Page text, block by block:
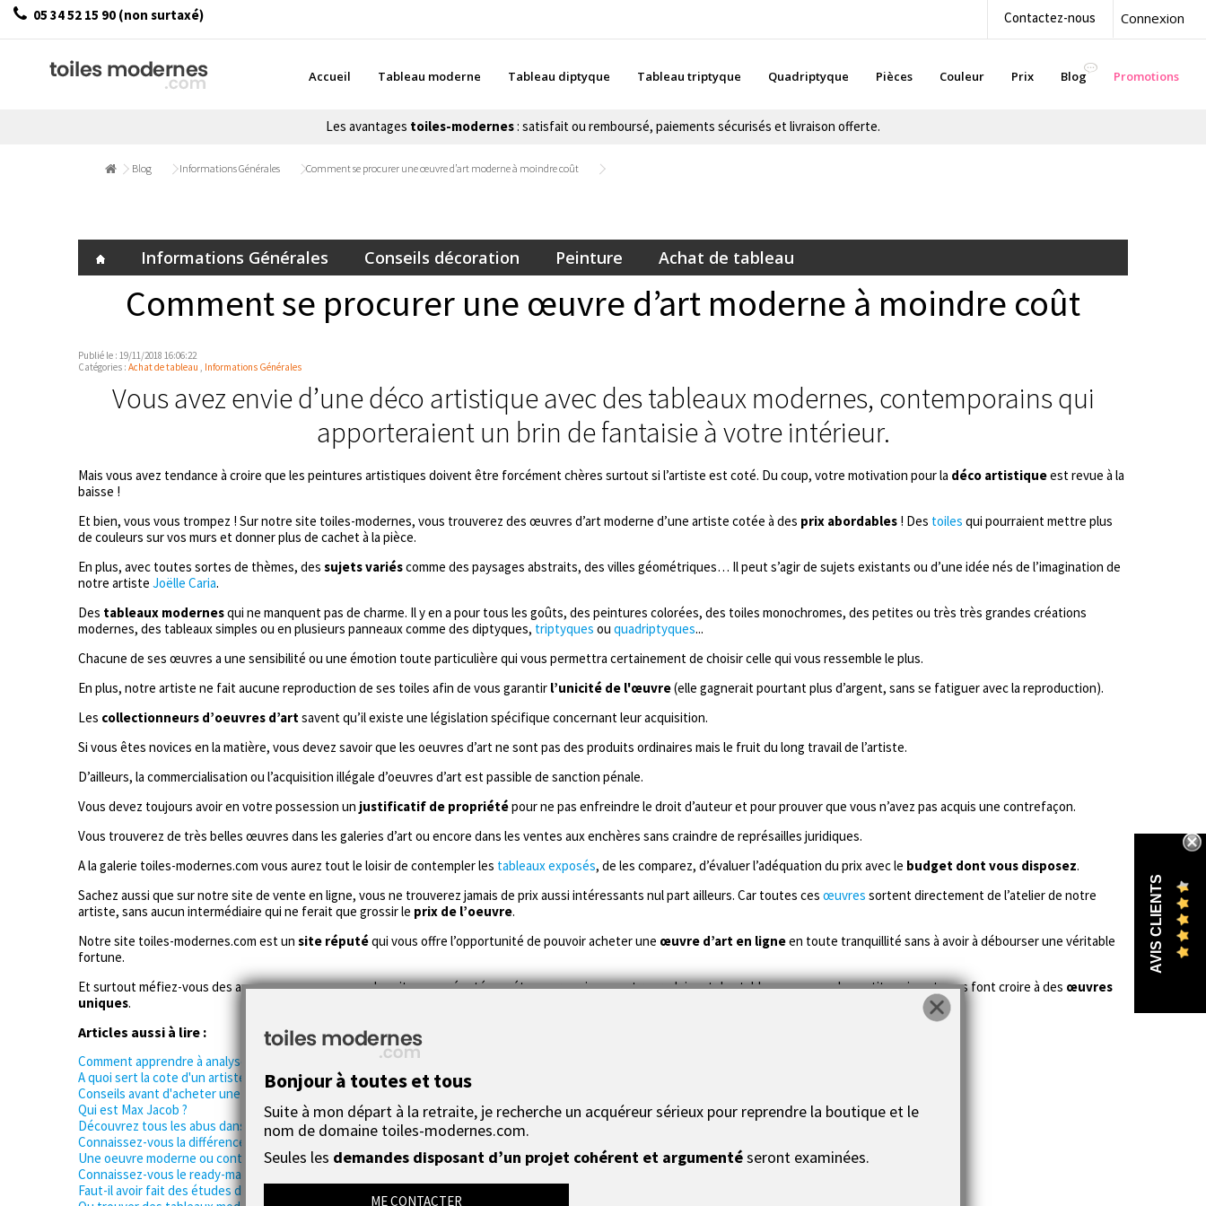
Connexion
Contactez-nous
05 34 52 15 90 (non surtaxé)
Accueil Tableau moderne Tableau diptyque Tableau triptyque Quadriptyque Pièces Couleur Prix Blog Promotions
Les avantages toiles-modernes: satisfait ou remboursé, paiements sécurisés et livraison offerte.
Blog Informations Générales Comment se procurer une œuvre d’art moderne à moindre coût
Informations Générales Conseils décoration Peinture Achat de tableau
Comment se procurer une œuvre d’art moderne à moindre coût
Publié le : 19/11/2018 16:06:22
Catégories : Achat de tableau Informations Générales
Vous avez envie d’une déco artistique avec des tableaux modernes, contemporains qui
apporteraient un brin de fantaisie à votre intérieur.
Mais vous avez tendance à croire que les peintures artistiques doivent être forcément chères surtout si l’artiste est coté. Du coup, votre motivation pour la déco artistiqueest revue à la
baisse !
Et bien, vous vous trompez ! Sur notre site toiles-modernes, vous trouverez des œuvres d’art moderne d’une artiste cotée à des prix abordables ! Des toiles qui pourraient mettre plus
de couleurs sur vos murs et donner plus de cachet à la pièce.
En plus, avec toutes sortes de thèmes, des sujets variéscomme des paysages abstraits, des villes géométriques… Il peut s’agir de sujets existants ou d’une idée nés de l’imagination de
notre artiste Joëlle Caria.
Des tableaux modernesqui ne manquent pas de charme. Il y en a pour tous les goûts, des peintures colorées, des toiles monochromes, des petites ou très très grandes créations
modernes, des tableaux simples ou en plusieurs panneaux comme des diptyques, triptyques ou quadriptyques...
Chacune de ses œuvres a une sensibilité ou une émotion toute particulière qui vous permettra certainement de choisir celle qui vous ressemble le plus.
En plus, notre artiste ne fait aucune reproduction de ses toiles afin de vous garantir l’unicité de l'œuvre(elle gagnerait pourtant plus d’argent, sans se fatiguer avec la reproduction).
Les collectionneurs d’oeuvres d’art savent qu’il existe une législation spécifique concernant leur acquisition.
Si vous êtes novices en la matière, vous devez savoir que les oeuvres d’art ne sont pas des produits ordinaires mais le fruit du long travail de l’artiste.
D’ailleurs, la commercialisation ou l’acquisition illégale d’oeuvres d’art est passible de sanction pénale.
Vous devez toujours avoir en votre possession un justificatif de propriétépour ne pas enfreindre le droit d’auteur et pour prouver que vous n’avez pas acquis une contrefaçon.
Vous trouverez de très belles œuvres dans les galeries d’art ou encore dans les ventes aux enchères sans craindre de représailles juridiques.
A la galerie toiles-modernes.com vous aurez tout le loisir de contempler les tableaux exposés, de les comparez, d’évaluer l’adéquation du prix avec le budget dont vous disposez.
Sachez aussi que sur notre site de vente en ligne, vous ne trouverez jamais de prix aussi intéressants nul part ailleurs. Car toutes ces œuvres sortent directement de l’atelier de notre
artiste, sans aucun intermédiaire qui ne ferait que grossir le prix de l’oeuvre.
Notre site toiles-modernes.com est un site réputéqui vous offre l’opportunité de pouvoir acheter une œuvre d’art en ligneen toute tranquillité sans à avoir à débourser une véritable
fortune.
Et surtout méfiez-vous des annonces anonymes ou des sites peu réputés ou étrangers qui souvent reproduisent des tableaux comme des petits pains et vous font croire à des œuvres
uniques.
Articles aussi à lire :
Comment apprendre à analyser un tableau
A quoi sert la cote d'un artiste ?
Conseils avant d'acheter une oeuvre d'art moderne
Qui est Max Jacob ?
Découvrez tous les abus dans l'art.
Connaissez-vous la différence entre l'art moderne et l'art contemporain ?
Une oeuvre moderne ou contemporaine peut-elle servir aussi de déco ?
Connaissez-vous le ready-made de Marcel Duchamp ?
Faut-il avoir fait des études d'histoire de l'art pour d'intéresser à une oeuvre d'art ?
AVIS CLIENTS
Bonjour à toutes et tous
Suite à mon départ à la retraite, je recherche un acquéreur sérieux pour reprendre la boutique et le
nom de domaine toiles-modernes.com.
Seules les demandes disposant d’un projet cohérent et argumentéseront examinées.
ME CONTACTER